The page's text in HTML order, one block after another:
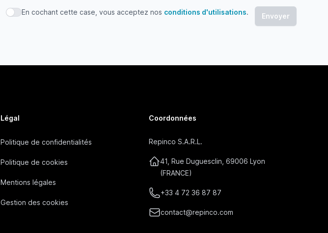
En cochant cette case, vous acceptez nos conditions d'utilisations
En cochant cette case, vous acceptez nos conditions d'utilisations.
Légal
Politique de confidentialités
Politique de cookies
Mentions légales
Gestion des cookies
Coordonnées
Repinco S.A.R.L.
41, Rue Duguesclin, 69006 Lyon
(FRANCE)
+33 4 72 36 87 87
contact@repinco.com